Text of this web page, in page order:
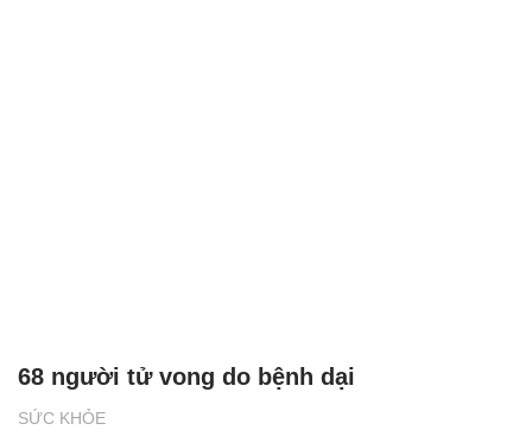
SỨC KHỎE
68 người tử vong do bệnh dại